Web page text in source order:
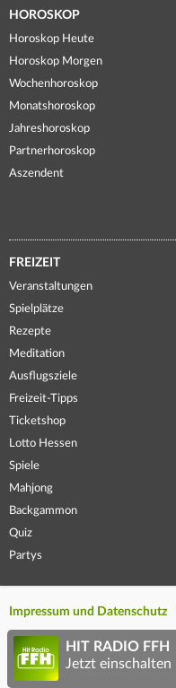
HOROSKOP
Horoskop Heute
Horoskop Morgen
Wochenhoroskop
Monatshoroskop
Jahreshoroskop
Partnerhoroskop
Aszendent
FREIZEIT
Veranstaltungen
Spielplätze
Rezepte
Meditation
Ausflugsziele
Freizeit-Tipps
Ticketshop
Lotto Hessen
Spiele
Mahjong
Backgammon
Quiz
Partys
Impressum und Datenschutz
HIT RADIO FFH
Jetzt einschalten